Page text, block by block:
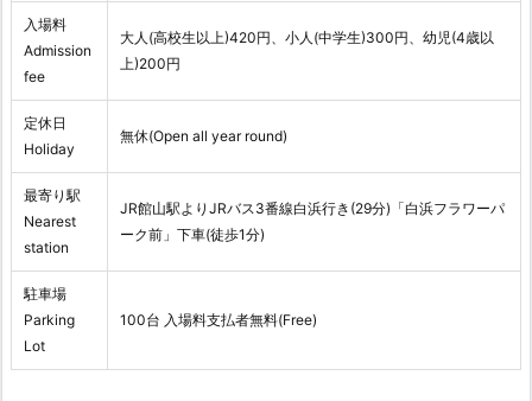
入場料
Admission
fee
大人(高校生以上)420円、小人(中学生)300円、幼児(4歳以
上)200円
定休日
Holiday
無休(Open all year round)
最寄り駅
Nearest
station
JR館山駅よりJRバス3番線白浜行き(29分)「白浜フラワーパ
ーク前」下車(徒歩1分)
駐車場
Parking
Lot
100台 入場料支払者無料(Free)